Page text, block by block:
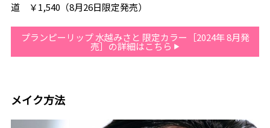
道 ￥1,540（8月26日限定発売）
プランピーリップ 水越みさと 限定カラー［2024年 8月発
売］の詳細はこちら
メイク方法